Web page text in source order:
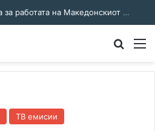
Покраинска поддршка за работата на Македонскиот национален совет: потпишан договор за суфинансирање на активностите
ТВ емисии